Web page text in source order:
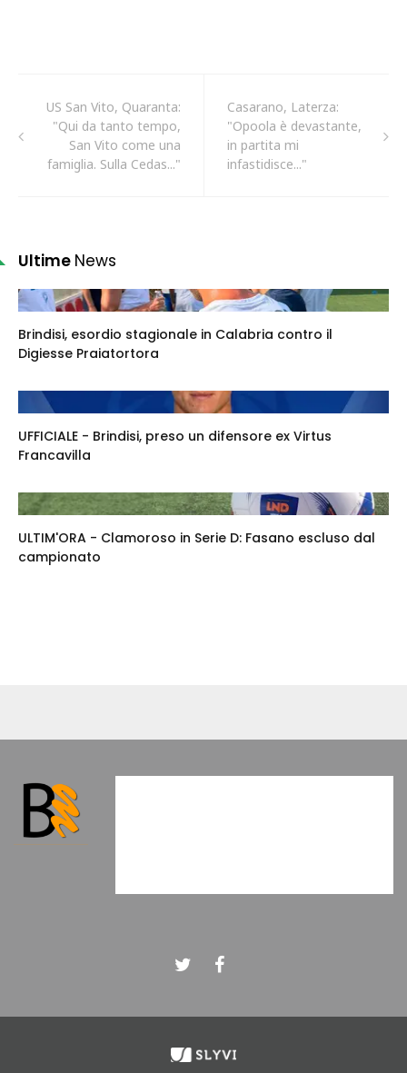
US San Vito, Quaranta:
"Qui da tanto tempo,
San Vito come una
famiglia. Sulla Cedas..."
Casarano, Laterza:
"Opoola è devastante,
in partita mi
infastidisce..."
Ultime News
Brindisi, esordio stagionale in Calabria contro il
Digiesse Praiatortora
UFFICIALE - Brindisi, preso un difensore ex Virtus
Francavilla
ULTIM'ORA - Clamoroso in Serie D: Fasano escluso dal
campionato